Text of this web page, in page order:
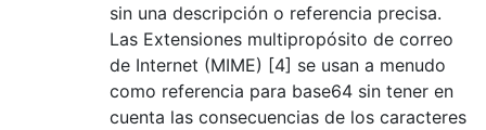
sin una descripción o referencia precisa.
Las Extensiones multipropósito de correo
de Internet (MIME) [4] se usan a menudo
como referencia para base64 sin tener en
cuenta las consecuencias de los caracteres